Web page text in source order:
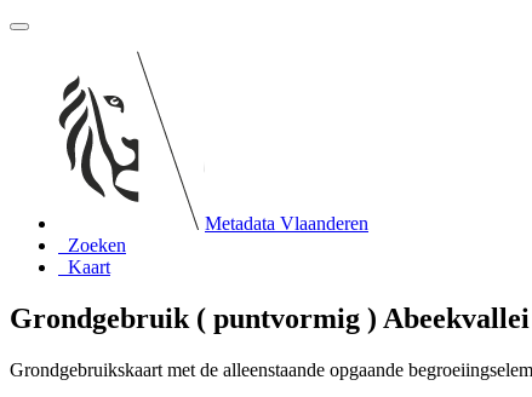
Metadata Vlaanderen
Zoeken
Kaart
Grondgebruik ( puntvormig )
Grondgebruikskaart met de alleenstaande opgaande